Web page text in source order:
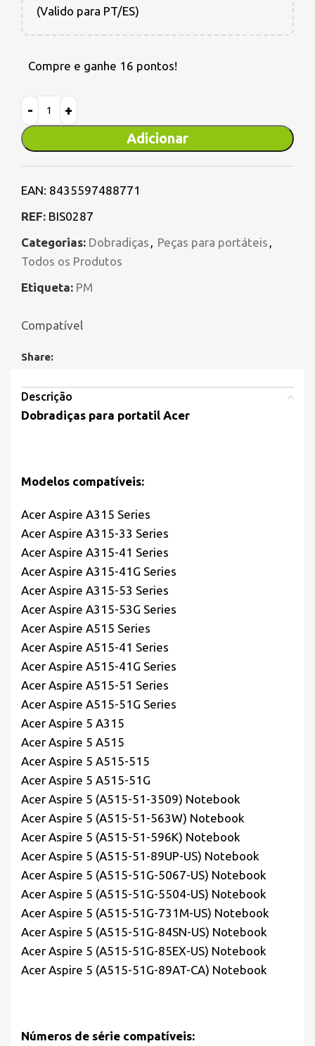
(Valido para PT/ES)
Compre e ganhe 16 pontos!
Adicionar
EAN: 8435597488771
REF: BIS0287
Categorias: Dobradiças , Peças para portáteis ,
Todos os Produtos
Etiqueta: PM
Compatível
Share:
Descrição
Dobradiças para portatil Acer
Modelos compatíveis:
Acer Aspire A315 Series
Acer Aspire A315-33 Series
Acer Aspire A315-41 Series
Acer Aspire A315-41G Series
Acer Aspire A315-53 Series
Acer Aspire A315-53G Series
Acer Aspire A515 Series
Acer Aspire A515-41 Series
Acer Aspire A515-41G Series
Acer Aspire A515-51 Series
Acer Aspire A515-51G Series
Acer Aspire 5 A315
Acer Aspire 5 A515
Acer Aspire 5 A515-515
Acer Aspire 5 A515-51G
Acer Aspire 5 (A515-51-3509) Notebook
Acer Aspire 5 (A515-51-563W) Notebook
Acer Aspire 5 (A515-51-596K) Notebook
Acer Aspire 5 (A515-51-89UP-US) Notebook
Acer Aspire 5 (A515-51G-5067-US) Notebook
Acer Aspire 5 (A515-51G-5504-US) Notebook
Acer Aspire 5 (A515-51G-731M-US) Notebook
Acer Aspire 5 (A515-51G-84SN-US) Notebook
Acer Aspire 5 (A515-51G-85EX-US) Notebook
Acer Aspire 5 (A515-51G-89AT-CA) Notebook
Números de série compatíveis: